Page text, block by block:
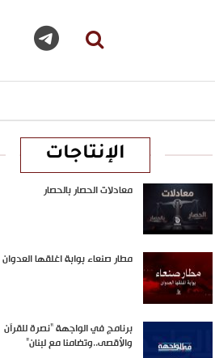
الإنتاجات
معادلات الحصار بالحصار
مطار صنعاء بوابة اغلقها العدوان
برنامج في الواجهة “نصرة للقرآن
والأقصى..وتضامنا مع لبنان”